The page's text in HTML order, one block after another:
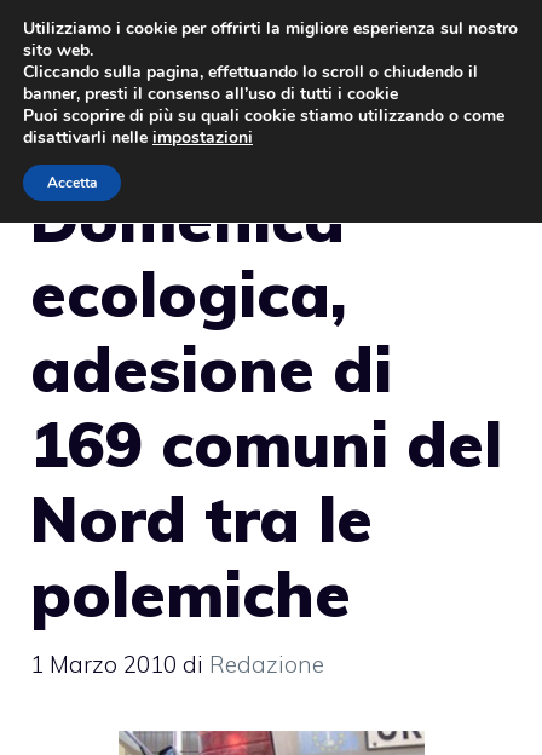
Vai
contenuto
Domenica
ecologica,
adesione di
169 comuni del
Nord tra le
polemiche
1 Marzo 2010 di Redazione
Utilizziamo i cookie per offrirti la migliore esperienza sul nostro
sito web.
Cliccando sulla pagina, effettuando lo scroll o chiudendo il
banner, presti il consenso all’uso di tutti i cookie
Puoi scoprire di più su quali cookie stiamo utilizzando o come
disattivarli nelle impostazioni
Accetta